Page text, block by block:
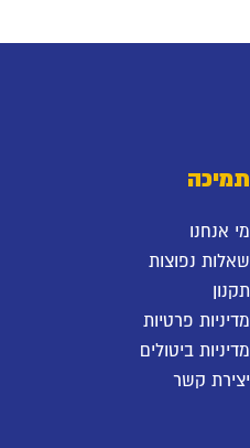
תמיכה
מי אנחנו
שאלות נפוצות
תקנון
מדיניות פרטיות
מדיניות ביטולים
יצירת קשר